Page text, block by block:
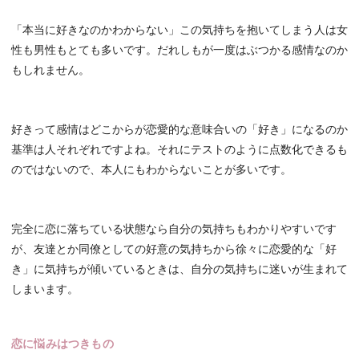
「本当に好きなのかわからない」この気持ちを抱いてしまう人は女
性も男性もとても多いです。だれしもが一度はぶつかる感情なのか
もしれません。
好きって感情はどこからが恋愛的な意味合いの「好き」になるのか
基準は人それぞれですよね。それにテストのように点数化できるも
のではないので、本人にもわからないことが多いです。
完全に恋に落ちている状態なら自分の気持ちもわかりやすいです
が、友達とか同僚としての好意の気持ちから徐々に恋愛的な「好
き」に気持ちが傾いているときは、自分の気持ちに迷いが生まれて
しまいます。
恋に悩みはつきもの